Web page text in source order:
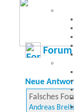
Forum
Neue
Falsches
Andreas